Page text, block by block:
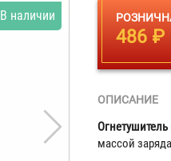
В наличии
486 ₽
ОПИСАНИЕ
массой